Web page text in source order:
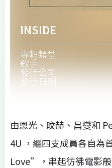
INSIDE
專輯類型
歌手
發行公司
發行日期
由恩光、旼赫、昌燮和
4U ，繼四支成員各自為
Love”，串起彷彿電影